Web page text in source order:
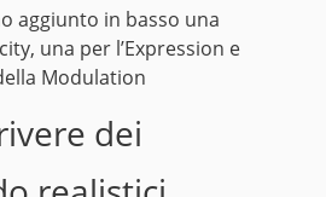
aggiunto in basso una
una per l’Expression e
Modulation
dei